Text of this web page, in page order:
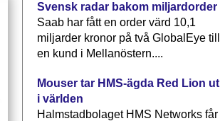
Svensk radar bakom miljardorder
Saab har fått en order värd 10,1
miljarder kronor på två GlobalEye till
en kund i Mellanöstern....
Mouser tar HMS-ägda Red Lion ut
i världen
Halmstadbolaget HMS Networks får